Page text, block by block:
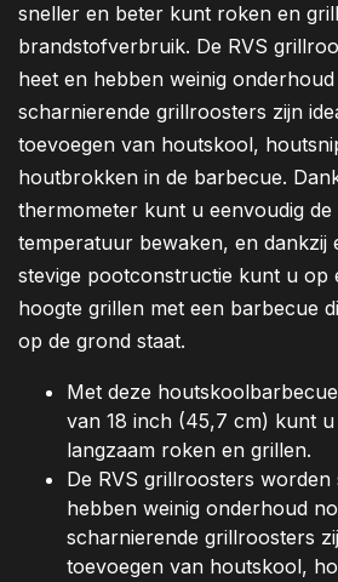
sneller en beter kunt roken en
brandstofverbruik. De RVS
heet en hebben weinig onderhoud
scharnierende grillroosters zijn
toevoegen van houtskool,
houtbrokken in de barbecue.
thermometer kunt u eenvoudig
temperatuur bewaken, en dankzij
stevige pootconstructie kunt u op
hoogte grillen met een barbecue
op de grond staat.
Met deze
van 18 inch (45,7 cm) kunt
langzaam roken en grillen.
De RVS grillroosters worden
hebben weinig onderhoud
scharnierende grillroosters
toevoegen van houtskool,